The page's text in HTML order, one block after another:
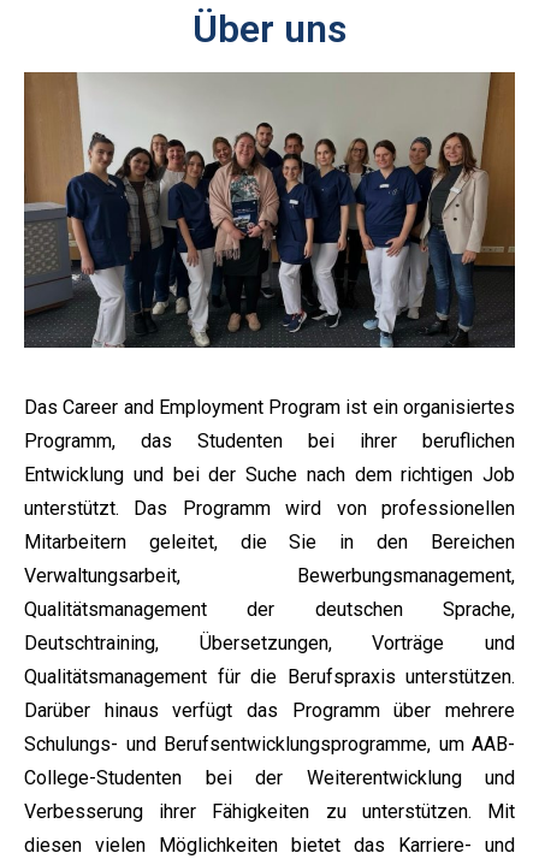
Über uns
Das Career and Employment Program ist ein organisiertes
Programm, das Studenten bei ihrer beruflichen
Entwicklung und bei der Suche nach dem richtigen Job
unterstützt. Das Programm wird von professionellen
Mitarbeitern geleitet, die Sie in den Bereichen
Verwaltungsarbeit, Bewerbungsmanagement,
Qualitätsmanagement der deutschen Sprache,
Deutschtraining, Übersetzungen, Vorträge und
Qualitätsmanagement für die Berufspraxis unterstützen.
Darüber hinaus verfügt das Programm über mehrere
Schulungs- und Berufsentwicklungsprogramme, um AAB-
College-Studenten bei der Weiterentwicklung und
Verbesserung ihrer Fähigkeiten zu unterstützen. Mit
diesen vielen Möglichkeiten bietet das Karriere- und